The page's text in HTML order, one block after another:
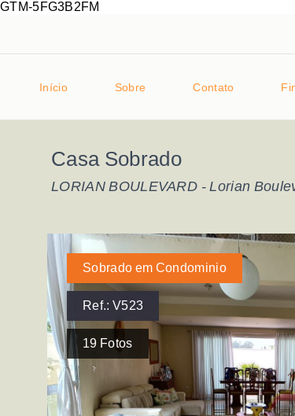
GTM-5FG3B2FM
Início Sobre Contato
Casa Sobrado
LORIAN BOULEVARD -Lorian
Sobrado em Condominio
Ref.:V523
19 Fotos